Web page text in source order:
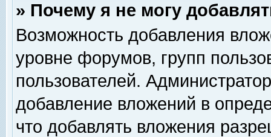
» Почему я не могу
Возможность добавления
уровне форумов, групп
пользователей.
добавление вложений в
что добавлять вложения